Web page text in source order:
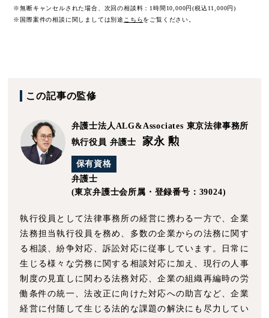
※無断キャンセルされた場合、次回の相談料：1時間10,000円(税込11,000円)
※国際案件の相談に関しましては別途 こちらをご覧ください。
この記事の監修
弁護士法人ALG&Associates 東京法律事務所
執行役員 弁護士
家永 勲
保有資格
弁護士
(東京弁護士会所属・登録番号：39024)
執行役員として法律事務所の経営に携わる一方で、企業
法務担当執行役員を務め、多数の企業からの法務に関す
る相談、紛争対応、訴訟対応に従事しています。日常に
生じる様々な労務に関する相談対応に加え、現行の人事
制度の見直しに関わる法務対応、企業の組織再編時の労
働条件の統一、法改正に向けた対応への助言など、企業
経営に付随して生じる法的な課題の解決にも尽力してい